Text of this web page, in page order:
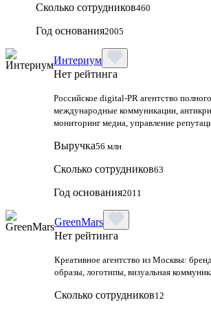
Сколько сотрудников460
Год основания2005
Интериум
Нет рейтинга
Российское digital-PR агентство
международные коммуникации,
мониторинг медиа, управление
Выручка56 млн
Сколько сотрудников63
Год основания2011
GreenMars
Нет рейтинга
Креативное агентство из Москвы:
образы, логотипы, визуальная
Сколько сотрудников12